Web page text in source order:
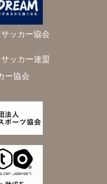
ッカー協会
ッカー連盟
ー協会